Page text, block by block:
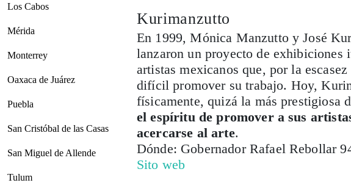
Los Cabos
Mérida
Monterrey
Oaxaca de Juárez
Puebla
San Cristóbal de las Casas
San Miguel de Allende
Tulum
Kurimanzutto
En 1999, Mónica Manzutto y José
lanzaron un proyecto de exhibiciones
artistas mexicanos que, por la
difícil promover su trabajo. Hoy,
físicamente, quizá la más prestigiosa
el espíritu de promover a sus
acercarse al arte.
Dónde: Gobernador Rafael Rebollar
Sito web